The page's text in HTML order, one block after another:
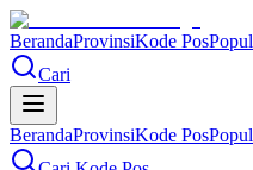
BerandaProvinsiKode Pos
Cari
BerandaProvinsiKode Pos